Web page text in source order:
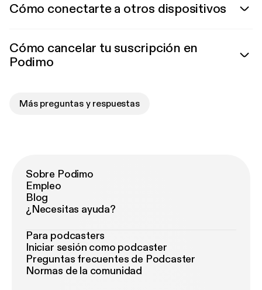
Cómo conectarte a otros dispositivos
Cómo cancelar tu suscripción en
Podimo
Más preguntas y respuestas
Sobre Podimo
Empleo
Blog
¿Necesitas ayuda?
Para podcasters
Iniciar sesión como podcaster
Preguntas frecuentes de Podcaster
Normas de la comunidad